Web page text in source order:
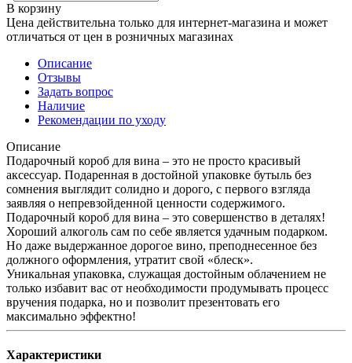
В корзину
Цена действительна только для интернет-магазина и может
отличаться от цен в розничных магазинах
Описание
Отзывы
Задать вопрос
Наличие
Рекомендации по уходу
Описание
Подарочный короб для вина – это не просто красивый
аксессуар. Подаренная в достойной упаковке бутыль без
сомнения выглядит солидно и дорого, с первого взгляда
заявляя о непревзойденной ценности содержимого.
Подарочный короб для вина – это совершенство в деталях!
Хороший алкоголь сам по себе является удачным подарком.
Но даже выдержанное дорогое вино, преподнесенное без
должного оформления, утратит свой «блеск».
Уникальная упаковка, служащая достойным облачением не
только избавит вас от необходимости продумывать процесс
вручения подарка, но и позволит презентовать его
максимально эффектно!
Характеристики